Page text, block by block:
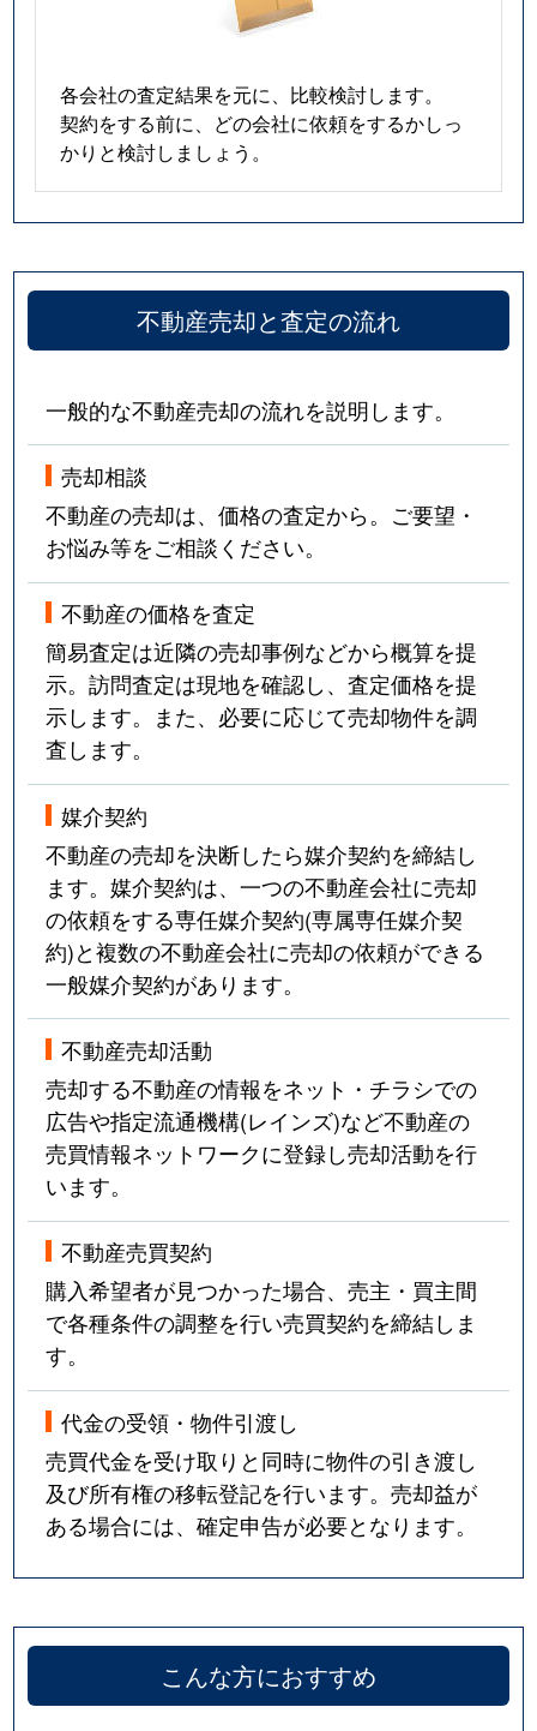
各会社の査定結果を元に、比較検討します。
契約をする前に、どの会社に依頼をするかしっ
かりと検討しましょう。
不動産売却と査定の流れ
一般的な不動産売却の流れを説明します。
売却相談
不動産の売却は、価格の査定から。ご要望・
お悩み等をご相談ください。
不動産の価格を査定
簡易査定は近隣の売却事例などから概算を提
示。訪問査定は現地を確認し、査定価格を提
示します。また、必要に応じて売却物件を調
査します。
媒介契約
不動産の売却を決断したら媒介契約を締結し
ます。媒介契約は、一つの不動産会社に売却
の依頼をする専任媒介契約(専属専任媒介契
約)と複数の不動産会社に売却の依頼ができる
一般媒介契約があります。
不動産売却活動
売却する不動産の情報をネット・チラシでの
広告や指定流通機構(レインズ)など不動産の
売買情報ネットワークに登録し売却活動を行
います。
不動産売買契約
購入希望者が見つかった場合、売主・買主間
で各種条件の調整を行い売買契約を締結しま
す。
代金の受領・物件引渡し
売買代金を受け取りと同時に物件の引き渡し
及び所有権の移転登記を行います。売却益が
ある場合には、確定申告が必要となります。
こんな方におすすめ